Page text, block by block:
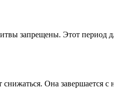
запрещены. Этот период
Она завершается